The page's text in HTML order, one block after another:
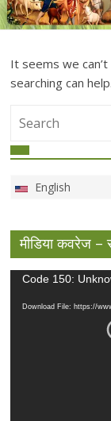
It seems we
searching can help.
English
मीडिया कवरेज
Video
Code 150:
Download File: https://